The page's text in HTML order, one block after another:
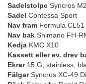
Sadelstolpe Syncros
Sadel Contessa Sport
Nav fram Formula CL51
Nav bak Shimano FH-
Kedja KMC X10
Kassett eller ev. drev
Ekrar15 G, stainless,
FälgarSyncros XC-49